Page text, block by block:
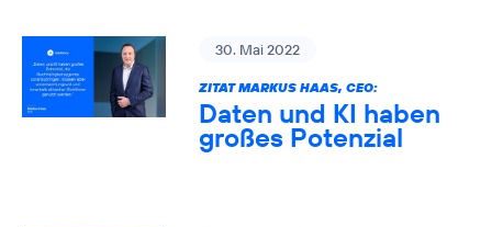
30. Mai 2022
ZITAT MARKUS HAAS, CEO:
Daten und KI haben
großes Potenzial